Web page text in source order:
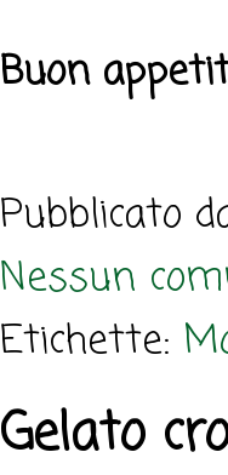
Buon
Pubblicato
Nessun
Etichette:
Gelato